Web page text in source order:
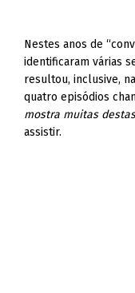
Nestes anos de
identificaram várias
resultou, inclusive,
quatro episódios
mostra muitas
assistir.